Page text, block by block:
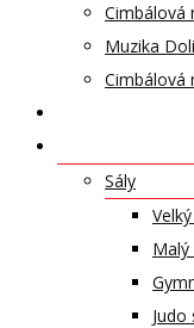
Cimbálová
Muzika
Cimbálová
Sály
Malý
Judo